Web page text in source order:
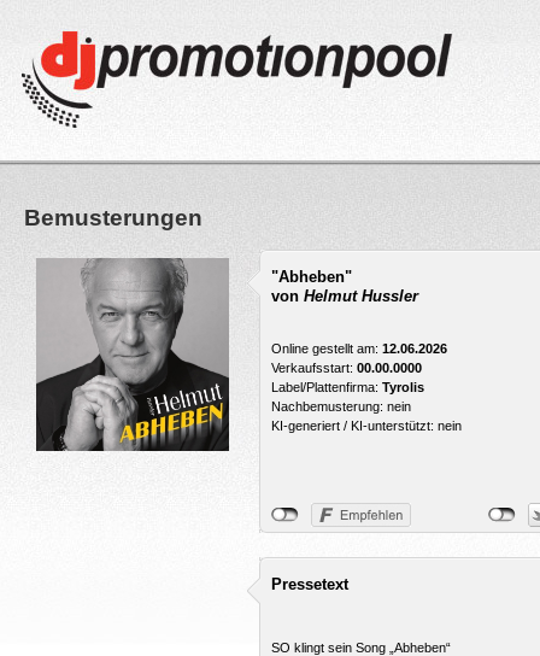
Bemusterungen
"Abheben"
von Helmut Hussler
Online gestellt am: 12.06.2026
Verkaufsstart: 00.00.0000
Label/Plattenfirma: Tyrolis
Nachbemusterung: nein
KI-generiert / KI-unterstützt: nein
Pressetext
SO klingt sein Song „Abheben“